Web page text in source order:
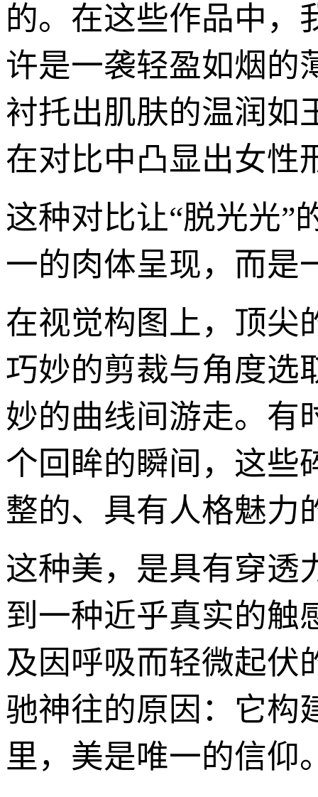
的。在这些作品中，
许是一袭轻盈如烟的
衬托出肌肤的温润如
在对比中凸显出女性
这种对比让“脱光光”
一的肉体呈现，而是
在视觉构图上，顶尖
巧妙的剪裁与角度选
妙的曲线间游走。有
个回眸的瞬间，这些
整的、具有人格魅力
这种美，是具有穿透
到一种近乎真实的
及因呼吸而轻微起伏
驰神往的原因：它构
里，美是唯一的信仰